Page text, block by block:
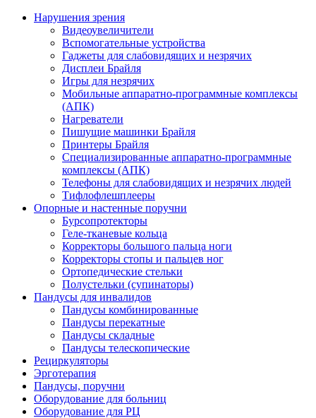
Нарушения зрения
Видеоувеличители
Вспомогательные устройства
Гаджеты для слабовидящих и незрячих
Дисплеи Брайля
Игры для незрячих
Мобильные аппаратно-программные комплексы
(АПК)
Нагреватели
Пишущие машинки Брайля
Принтеры Брайля
Специализированные аппаратно-программные
комплексы (АПК)
Телефоны для слабовидящих и незрячих людей
Тифлофлешплееры
Опорные и настенные поручни
Бурсопротекторы
Геле-тканевые кольца
Корректоры большого пальца ноги
Корректоры стопы и пальцев ног
Ортопедические стельки
Полустельки (супинаторы)
Пандусы для инвалидов
Пандусы комбинированные
Пандусы перекатные
Пандусы складные
Пандусы телескопические
Рециркуляторы
Эрготерапия
Пандусы, поручни
Оборудование для больниц
Оборудование для РЦ